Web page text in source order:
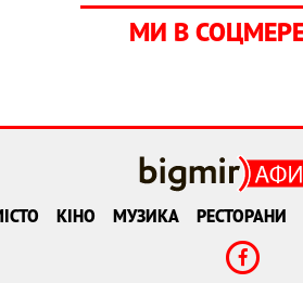
МИ В
КІНО МУЗИКА РЕСТОРАНИ